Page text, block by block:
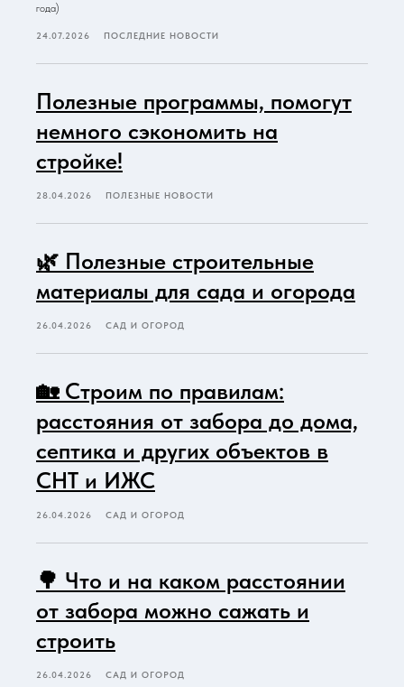
года)
24.07.2026 ПОСЛЕДНИЕ НОВОСТИ
Полезные программы, помогут
немного сэкономить на
стройке!
28.04.2026 ПОЛЕЗНЫЕ НОВОСТИ
🌿 Полезные строительные
материалы для сада и огорода
26.04.2026 САД И ОГОРОД
🏡 Строим по правилам:
расстояния от забора до дома,
септика и других объектов в
СНТ и ИЖС
26.04.2026 САД И ОГОРОД
🌳 Что и на каком расстоянии
от забора можно сажать и
строить
26.04.2026 САД И ОГОРОД